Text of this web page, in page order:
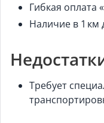
Гибкая оплата
Наличие в 1 км
Требует